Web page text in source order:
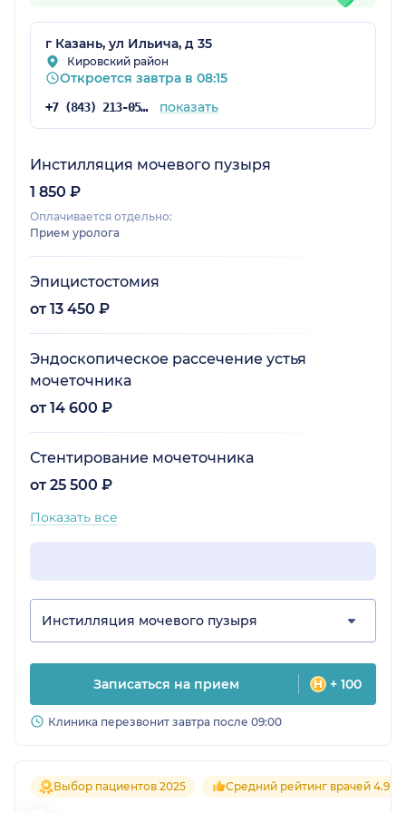
г Казань, ул Ильича, д 35
Кировский район
Откроется завтра в 08:15
+7 (843) 213-05-89 показать
Инстилляция мочевого пузыря
1 850 ₽
Оплачивается отдельно:
Прием уролога
Эпицистостомия
от 13 450 ₽
Эндоскопическое рассечение устья
мочеточника
от 14 600 ₽
Стентирование мочеточника
от 25 500 ₽
Показать все
Инстилляция мочевого пузыря
Записаться на прием + 100
Клиника перезвонит завтра после 09:00
Выбор пациентов 2025 Средний рейтинг врачей 4.9